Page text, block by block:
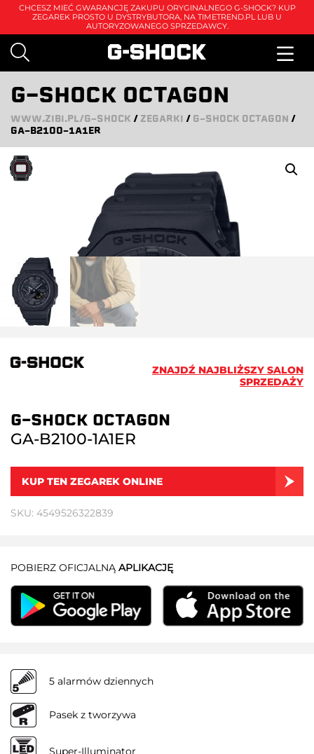
CHCESZ MIEĆ GWARANCJĘ ZAKUPU ORYGINALNEGO G-SHOCK? KUP
ZEGAREK PROSTO U DYSTRYBUTORA, NA TIMETREND.PL LUB U
AUTORYZOWANEGO SPRZEDAWCY.
G-SHOCK OCTAGON
WWW.ZIBI.PL/G-SHOCK / ZEGARKI / G-SHOCK OCTAGON /
GA-B2100-1A1ER
ZNAJDŹ NAJBLIŻSZY SALON
SPRZEDAŻY
G-SHOCK OCTAGON
GA-B2100-1A1ER
KUP TEN ZEGAREK ONLINE
SKU: 4549526322839
POBIERZ OFICJALNĄ APLIKACJĘ
5 alarmów dziennych
Pasek z tworzywa
Super-Illuminator